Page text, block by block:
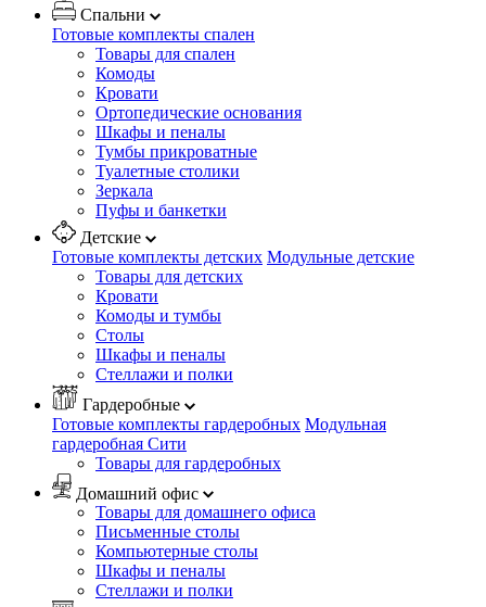
Спальни
Готовые комплекты спален
Товары для спален
Комоды
Кровати
Ортопедические основания
Шкафы и пеналы
Тумбы прикроватные
Туалетные столики
Зеркала
Пуфы и банкетки
Детские
Готовые комплекты детских Модульные детские
Товары для детских
Кровати
Комоды и тумбы
Столы
Шкафы и пеналы
Стеллажи и полки
Гардеробные
Готовые комплекты гардеробных Модульная
гардеробная Сити
Товары для гардеробных
Домашний офис
Товары для домашнего офиса
Письменные столы
Компьютерные столы
Шкафы и пеналы
Стеллажи и полки